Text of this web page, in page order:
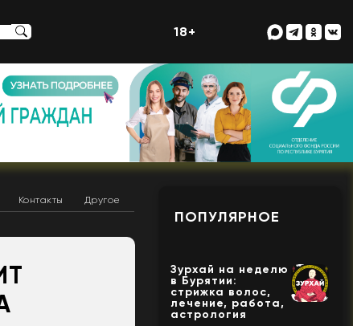
18+
Контакты Другое
ПОПУЛЯРНОЕ
Зурхай на неделю
в Бурятии:
стрижка волос,
лечение, работа,
астрология